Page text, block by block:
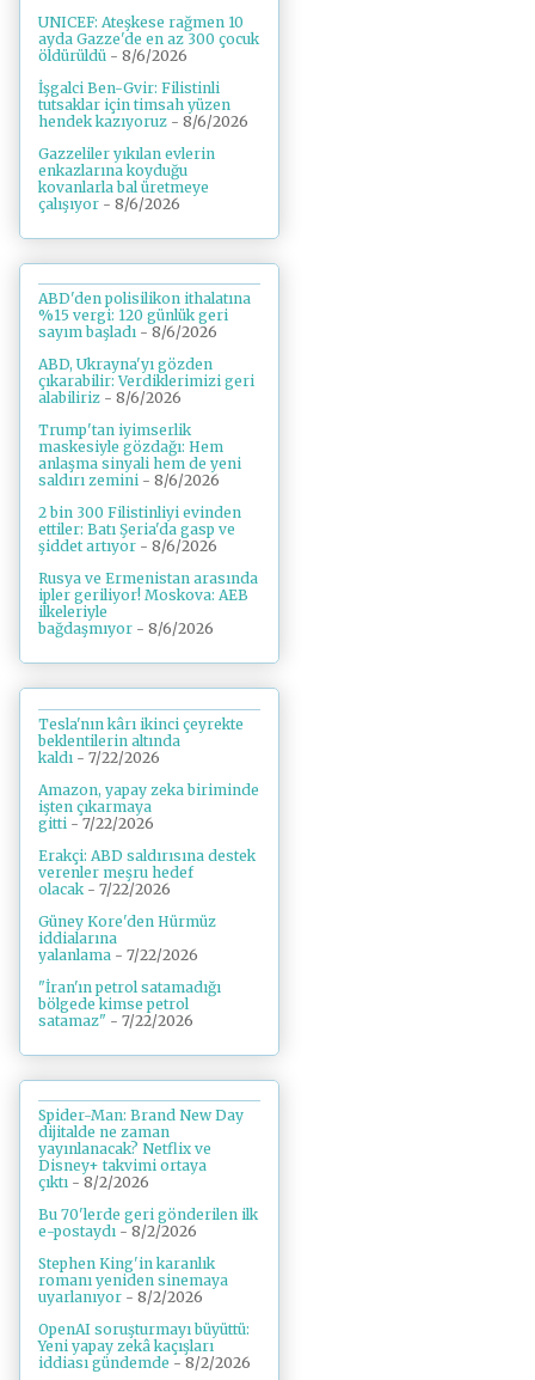
UNICEF: Ateşkese rağmen 10
ayda Gazze'de en az 300 çocuk
öldürüldü - 8/6/2026
İşgalci Ben-Gvir: Filistinli
tutsaklar için timsah yüzen
hendek kazıyoruz - 8/6/2026
Gazzeliler yıkılan evlerin
enkazlarına koyduğu
kovanlarla bal üretmeye
çalışıyor - 8/6/2026
ABD'den polisilikon ithalatına
%15 vergi: 120 günlük geri
sayım başladı - 8/6/2026
ABD, Ukrayna'yı gözden
çıkarabilir: Verdiklerimizi geri
alabiliriz - 8/6/2026
Trump'tan iyimserlik
maskesiyle gözdağı: Hem
anlaşma sinyali hem de yeni
saldırı zemini - 8/6/2026
2 bin 300 Filistinliyi evinden
ettiler: Batı Şeria'da gasp ve
şiddet artıyor - 8/6/2026
Rusya ve Ermenistan arasında
ipler geriliyor! Moskova: AEB
ilkeleriyle
bağdaşmıyor - 8/6/2026
Tesla'nın kârı ikinci çeyrekte
beklentilerin altında
kaldı - 7/22/2026
Amazon, yapay zeka biriminde
işten çıkarmaya
gitti - 7/22/2026
Erakçi: ABD saldırısına destek
verenler meşru hedef
olacak - 7/22/2026
Güney Kore'den Hürmüz
iddialarına
yalanlama - 7/22/2026
"İran'ın petrol satamadığı
bölgede kimse petrol
satamaz" - 7/22/2026
Spider-Man: Brand New Day
dijitalde ne zaman
yayınlanacak? Netflix ve
Disney+ takvimi ortaya
çıktı - 8/2/2026
Bu 70'lerde geri gönderilen ilk
e-postaydı - 8/2/2026
Stephen King'in karanlık
romanı yeniden sinemaya
uyarlanıyor - 8/2/2026
OpenAI soruşturmayı büyüttü:
Yeni yapay zekâ kaçışları
iddiası gündemde - 8/2/2026